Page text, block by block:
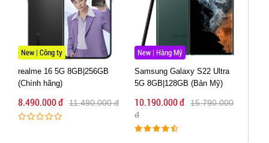
New | Công ty
realme 16 5G 8GB|256GB
(Chính hãng)
8.490.000 đ 11.490.000 đ
New | Hàng Mỹ
Samsung Galaxy S22 Ultra
5G 8GB|128GB (Bản Mỹ)
10.190.000 đ
15.790.000
đ